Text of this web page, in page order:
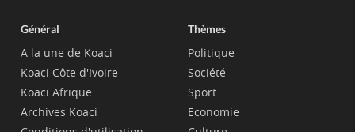
Général
A la une de Koaci
Koaci Côte d'Ivoire
Koaci Afrique
Archives Koaci
Thèmes
Politique
Société
Sport
Economie